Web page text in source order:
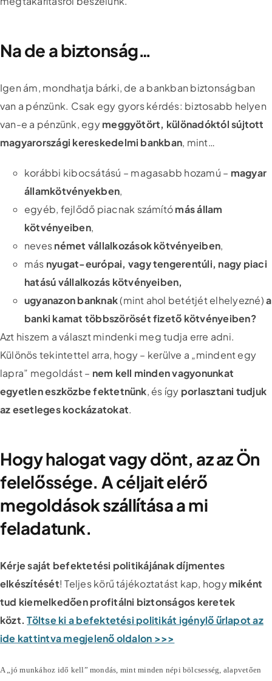
Na de a biztonság…
Igen ám, mondhatja bárki, de a bankban biztonságban
van a pénzünk. Csak egy gyors kérdés: biztosabb helyen
van-e a pénzünk, egymeggyötört, különadóktól sújtott
magyarországi kereskedelmi bankban, mint…
korábbi kibocsátású – magasabb hozamú – magyar
államkötvényekben,
egyéb, fejlődő piacnak számítómás állam
kötvényeiben,
nevesnémet vállalkozások kötvényeiben,
más nyugat-európai, vagy tengerentúli, nagy piaci
hatású vállalkozás kötvényeiben,
ugyanazon banknak(mint ahol betétjét elhelyezné)a
banki kamat többszörösét fizető kötvényeiben?
Azt hiszem a választ mindenki meg tudja erre adni.
Különös tekintettel arra, hogy – kerülve a „mindent egy
lapra” megoldást – nem kell minden vagyonunkat
egyetlen eszközbe fektetnünk, és így porlasztani tudjuk
az esetleges kockázatokat.
Hogy halogat vagy dönt, az az Ön
felelőssége. A céljait elérő
megoldások szállítása a mi
feladatunk.
Kérje saját befektetési politikájának díjmentes
elkészítését! Teljes körű tájékoztatást kap, hogymiként
tud kiemelkedően profitálni biztonságos keretek
közt. Töltse ki a befektetési politikát igénylő űrlapot az
ide kattintva megjelenő oldalon >>>
A „jó munkához idő kell” mondás, mint minden népi bölcsesség, alapvetően